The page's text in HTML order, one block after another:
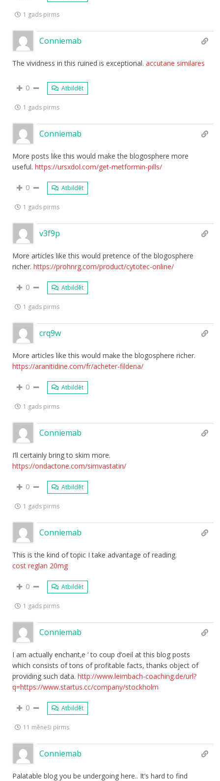
1 gads pirms
Conniemab
The vividness in this ruined is exceptional.accutane similares
0 Atbildēt
1 gads pirms
Conniemab
More posts like this would make the blogosphere more
useful.https://ursxdol.com/get-metformin-pills/
0 Atbildēt
1 gads pirms
v3f9p
More articles like this would pretence of the blogosphere
richer.https://prohnrg.com/product/cytotec-online/
0 Atbildēt
1 gads pirms
crq9w
More articles like this would make the blogosphere richer.
https://aranitidine.com/fr/acheter-fildena/
0 Atbildēt
1 gads pirms
Conniemab
I’ll certainly bring to skim more.
https://ondactone.com/simvastatin/
0 Atbildēt
1 gads pirms
Conniemab
This is the kind of topic I take advantage of reading.
cost reglan 20mg
0 Atbildēt
1 gads pirms
Conniemab
I am actually enchant‚e ‘ to coup d’oeil at this blog posts
which consists of tons of profitable facts, thanks object of
providing such data.http://www.leimbach-coaching.de/url?
q=https://www.startus.cc/company/stockholm
0 Atbildēt
11 mēneši pirms
Conniemab
Palatable blog you be undergoing here.. It’s hard to find